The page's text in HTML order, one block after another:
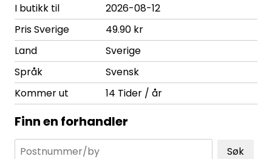
I butikk til
2026-08-12
Pris Sverige
49.90 kr
Land
Sverige
Språk
Svensk
Kommer ut
14 Tider / år
Finn en forhandler
Søk